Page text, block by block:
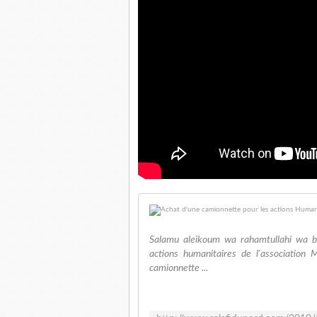
Salamu aleikoum wa rahamtullahi wa
actions humanitaires de l'association
camionnette ...